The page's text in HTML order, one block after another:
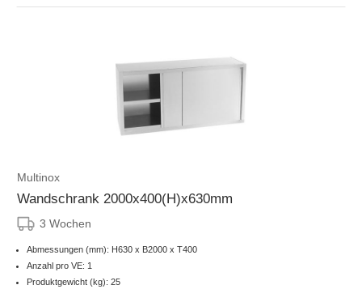
Multinox
Wandschrank 2000x400(H)x630mm
3 Wochen
Abmessungen (mm): H630 x B2000 x T400
Anzahl pro VE: 1
Produktgewicht (kg): 25